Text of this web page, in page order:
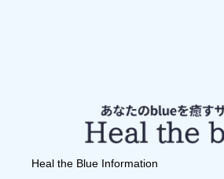
Heal the Blue Information